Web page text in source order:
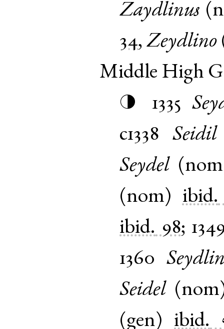
Zaydlinus (
34,Zeydlino
Middle High
◑ 1335
c1338
Seidil
Seydel(nom
(nom)ibid.
ibid. 98;
1360
Seidel(nom
(gen)ibid.